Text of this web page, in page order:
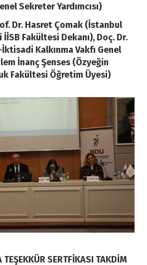
Sekreter Yardımcısı)
Dr. Hasret Çomak (İstanbul
Fakültesi Dekanı), Doç. Dr.
Kalkınma Vakfı Genel
İnanç Şenses (Özyeğin
Fakültesi Öğretim Üyesi)
SERTFİKASI TAKDİM